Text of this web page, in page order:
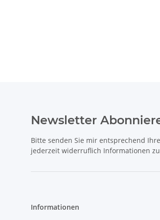
Newsletter
Bitte senden Sie mir entsprechend
jederzeit widerruflich Informationen
Informationen